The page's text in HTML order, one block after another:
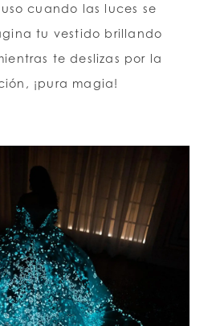
cuando las luces se
tu vestido brillando
te deslizas por la
¡pura magia!